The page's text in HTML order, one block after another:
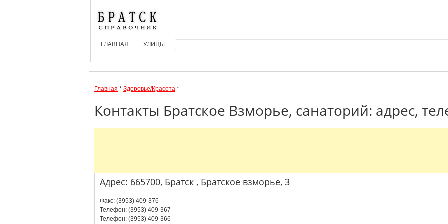
ГЛАВНАЯ УЛИЦЫ
Главная * Здоровье/Красота *
Контакты Братское Взморье, санаторий: адрес,
Адрес: 665700, Братск , Братское взморье, 3
Факс: (3953) 409-376
Телефон: (3953) 409-367
Телефон: (3953) 409-366